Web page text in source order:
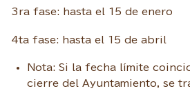
3ra fase: hasta el 15 de enero
4ta fase: hasta el 15 de abril
Nota: Si la fecha límite
cierre del Ayuntamiento, se